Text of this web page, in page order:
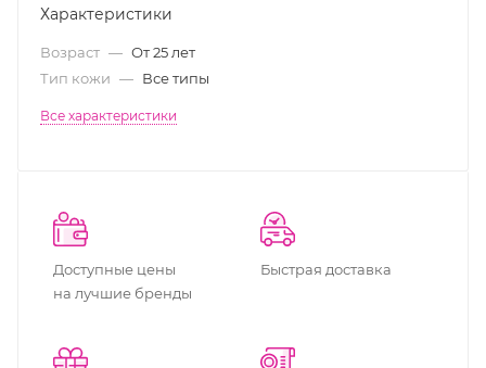
Характеристики
Возраст — От 25 лет
Тип кожи — Все типы
Все характеристики
Доступные цены
на лучшие бренды
Быстрая доставка